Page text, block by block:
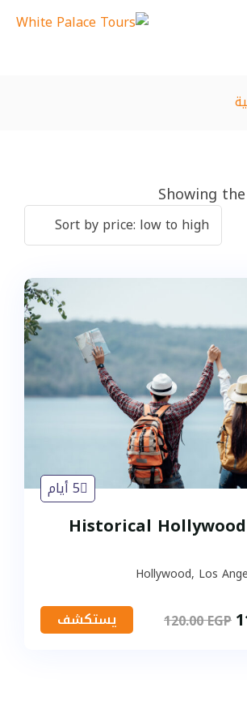
الفنادق
المزيد
من نحن
التأشيرات
اتصل بنا
Showing
5 أيام
Historical
Hollywood, Los
120.00EGP يستكشف